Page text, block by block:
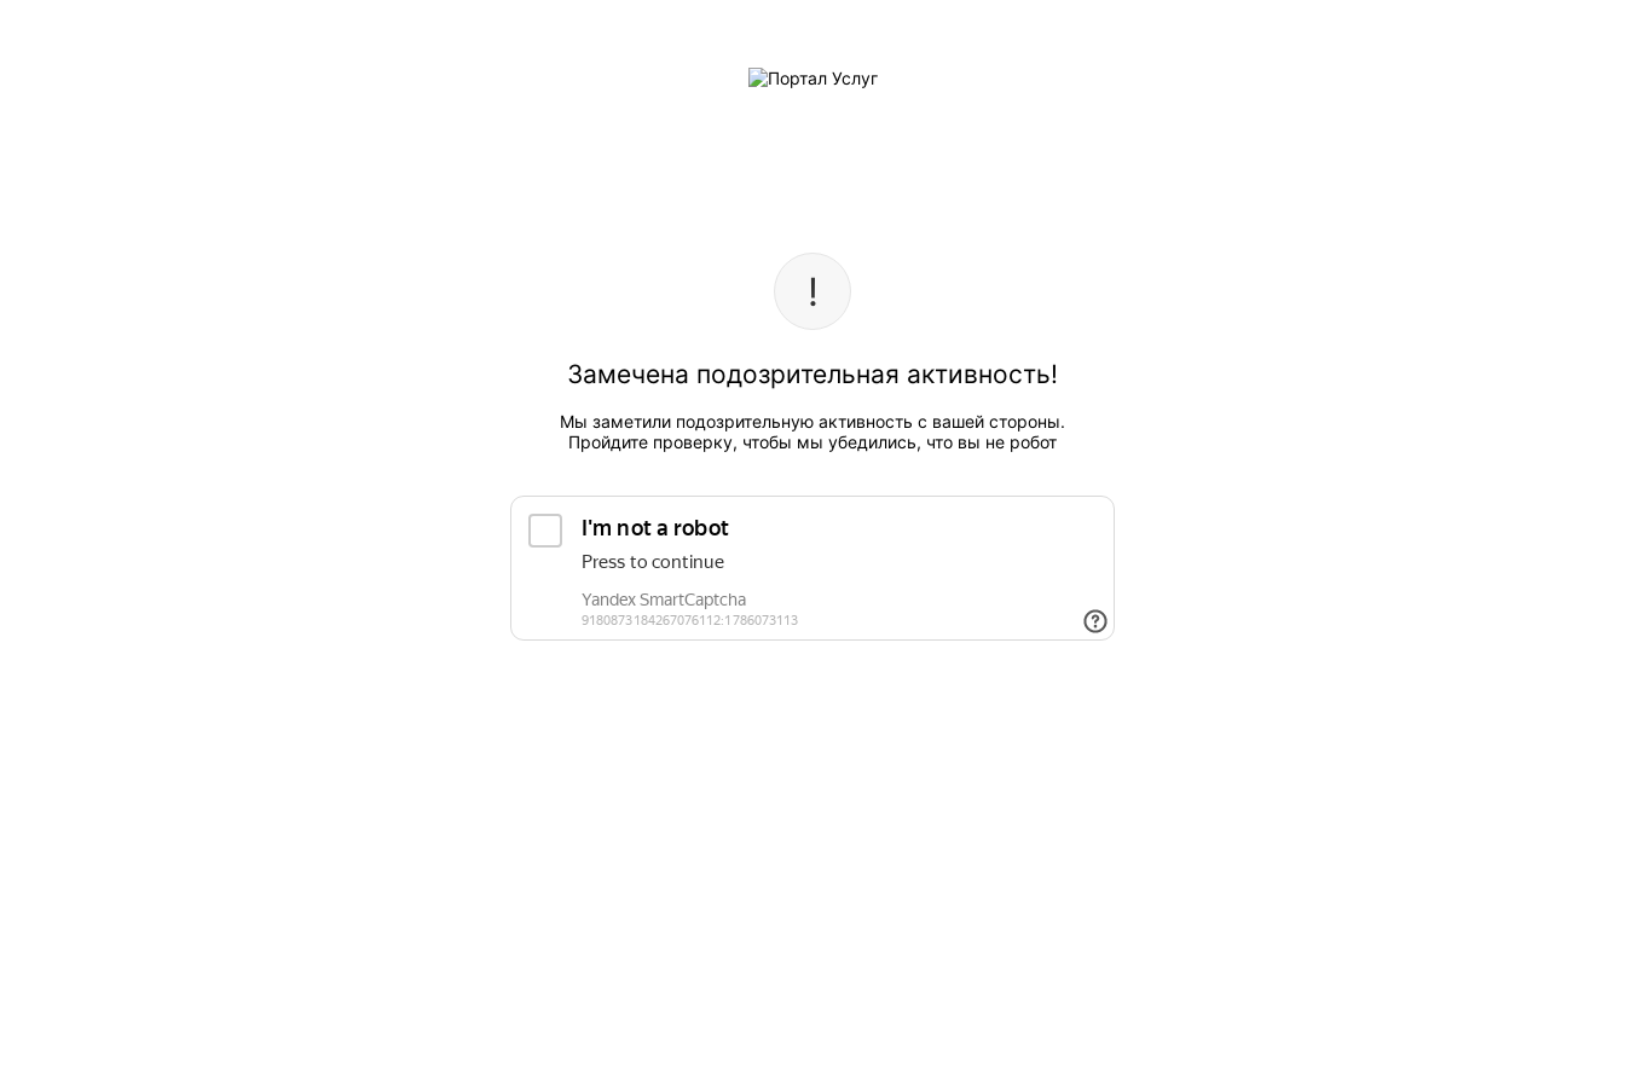
Замечена подозрительная активность!
Мы заметили подозрительную активность с вашей стороны.
Пройдите проверку, чтобы мы убедились, что вы не робот